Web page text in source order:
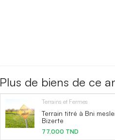
Plus de biens de ce
Terrains et Fermes
Terrain titré à Bni
Bizerte
77,000 TND